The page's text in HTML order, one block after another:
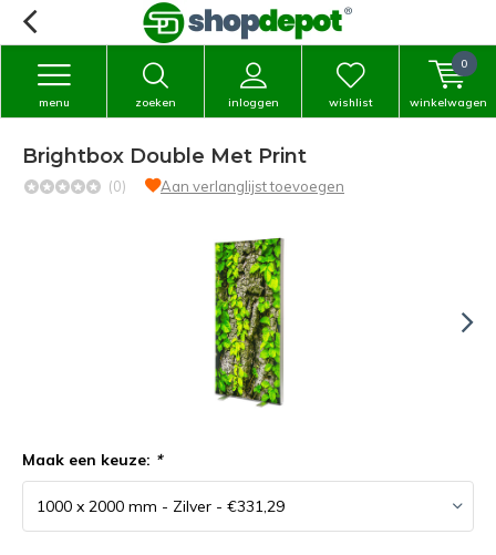
zoeken inloggen
menu wishlist winkelwagen
0
Brightbox Double Met Print
(0) Aan verlanglijst toevoegen
Maak een keuze: *